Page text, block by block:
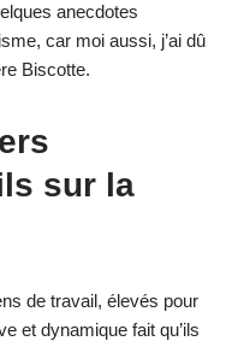
anecdotes
car moi aussi, j’ai dû
Biscotte.
sur la
de travail, élevés pour
et dynamique fait qu’ils